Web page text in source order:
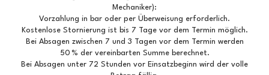
Mechaniker):
Vorzahlung in bar oder per Überweisung erforderlich.
Kostenlose Stornierung ist bis 7 Tage vor dem Termin möglich.
Bei Absagen zwischen 7 und 3 Tagen vor dem Termin werden
50 % der vereinbarten Summe berechnet.
Bei Absagen unter 72 Stunden vor Einsatzbeginn wird der volle